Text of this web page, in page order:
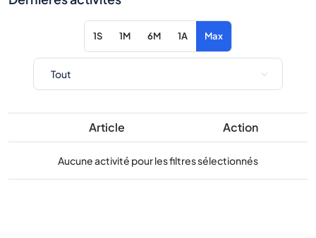
Article
Aucune activité pour les filtres sélectionnés
Considérez ces produits similaires